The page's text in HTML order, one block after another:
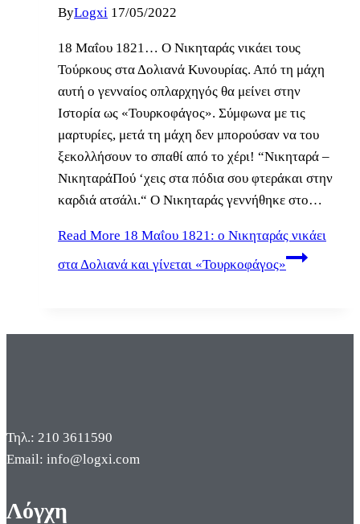
ByLogxi 17/05/2022
18 Μαΐου 1821… Ο Νικηταράς νικάει τους
Τούρκους στα Δολιανά Κυνουρίας. Από τη μάχη
αυτή ο γενναίος οπλαρχηγός θα μείνει στην
Ιστορία ως «Τουρκοφάγος». Σύμφωνα με τις
μαρτυρίες, μετά τη μάχη δεν μπορούσαν να του
ξεκολλήσουν το σπαθί από το χέρι! “Νικηταρά –
ΝικηταράΠού ‘χεις στα πόδια σου φτεράκαι στην
καρδιά ατσάλι.“ Ο Νικηταράς γεννήθηκε στο…
Read More 18 Μαΐου 1821: ο Νικηταράς νικάει
στα Δολιανά και γίνεται «Τουρκοφάγος»
Τηλ.: 210 3611590
Email: info@logxi.com
Λόγχη